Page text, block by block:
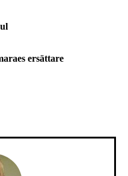
ersättare